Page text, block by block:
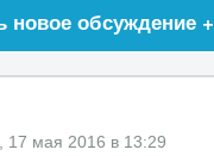
новое обсуждение +
, 17 мая 2016 в 13:29